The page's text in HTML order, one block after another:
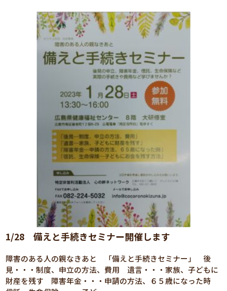
1/28 備えと手続きセミナー開催します
障害のある人の親なきあと 「備えと手続きセミナー」 後
見・・・制度、申立の方法、費用 遺言・・・家族、子どもに
財産を残す 障害年金・・・申請の方法、６５歳になった時